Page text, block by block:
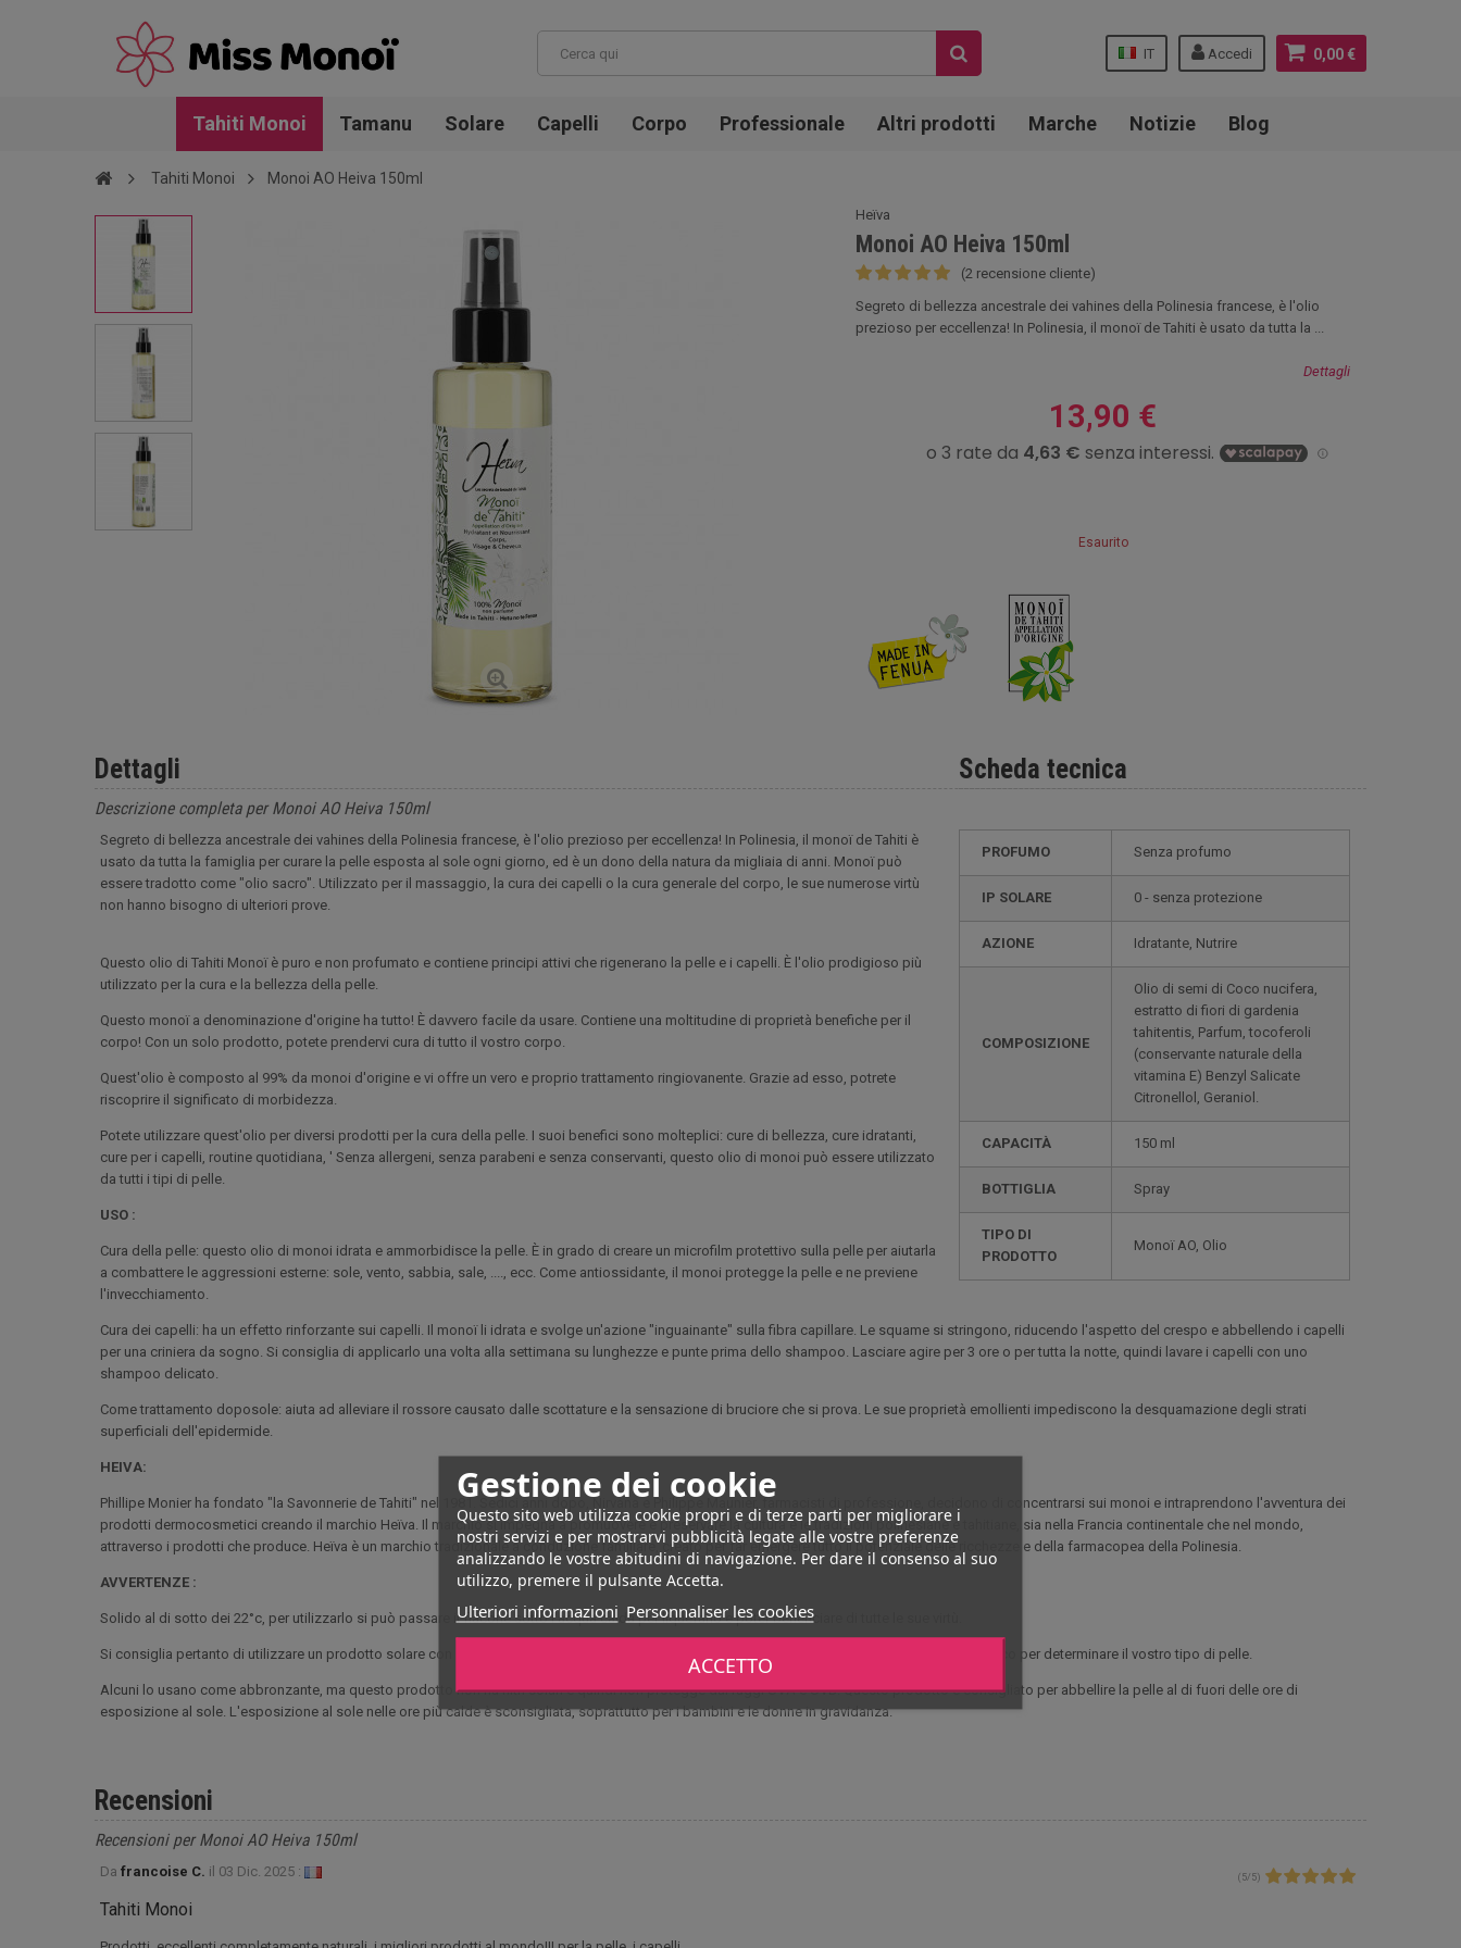
0,00 €
Accedi
IT
Gestione dei cookie
Questo sito web utilizza cookie propri e di terze parti per migliorare i
nostri servizi e per mostrarvi pubblicità legate alle vostre preferenze
analizzando le vostre abitudini di navigazione. Per dare il consenso al suo
utilizzo, premere il pulsante Accetta.
Ulteriori informazioni Personnaliser les cookies
ACCETTO
Tahiti Monoi Tamanu Solare Capelli Corpo Professionale Altri prodotti Marche Notizie Blog
Tahiti Monoi Monoi AO Heiva 150ml
Heïva
Monoi AO Heiva 150ml
(2 recensione cliente)
Segreto di bellezza ancestrale dei vahines della Polinesia francese, è l'olio
prezioso per eccellenza! In Polinesia, il monoï de Tahiti è usato da tutta la ...
Dettagli
13,90 €
Esaurito
Scheda tecnica
PROFUMO Senza profumo
IP SOLARE 0 - senza protezione
AZIONE Idratante, Nutrire
COMPOSIZIONE
Olio di semi di Coco nucifera,
estratto di fiori di gardenia
tahitentis, Parfum, tocoferoli
(conservante naturale della
vitamina E) Benzyl Salicate
Citronellol, Geraniol.
CAPACITÀ 150 ml
BOTTIGLIA Spray
TIPO DI
PRODOTTO
Monoï AO, Olio
Dettagli
Descrizione completa per Monoi AO Heiva 150ml
Segreto di bellezza ancestrale dei vahines della Polinesia francese, è l'olio prezioso per eccellenza! In Polinesia, il monoï de Tahiti è
usato da tutta la famiglia per curare la pelle esposta al sole ogni giorno, ed è un dono della natura da migliaia di anni. Monoï può
essere tradotto come "olio sacro". Utilizzato per il massaggio, la cura dei capelli o la cura generale del corpo, le sue numerose virtù
non hanno bisogno di ulteriori prove.
Questo olio di Tahiti Monoï è puro e non profumato e contiene principi attivi che rigenerano la pelle e i capelli. È l'olio prodigioso più
utilizzato per la cura e la bellezza della pelle.
Questo monoï a denominazione d'origine ha tutto! È davvero facile da usare. Contiene una moltitudine di proprietà benefiche per il
corpo! Con un solo prodotto, potete prendervi cura di tutto il vostro corpo.
Quest'olio è composto al 99% da monoi d'origine e vi offre un vero e proprio trattamento ringiovanente. Grazie ad esso, potrete
riscoprire il significato di morbidezza.
Potete utilizzare quest'olio per diversi prodotti per la cura della pelle. I suoi benefici sono molteplici: cure di bellezza, cure idratanti,
cure per i capelli, routine quotidiana, ' Senza allergeni, senza parabeni e senza conservanti, questo olio di monoi può essere utilizzato
da tutti i tipi di pelle.
USO :
Cura della pelle: questo olio di monoi idrata e ammorbidisce la pelle. È in grado di creare un microfilm protettivo sulla pelle per aiutarla
a combattere le aggressioni esterne: sole, vento, sabbia, sale, ...., ecc. Come antiossidante, il monoi protegge la pelle e ne previene
l'invecchiamento.
Cura dei capelli: ha un effetto rinforzante sui capelli. Il monoï li idrata e svolge un'azione "inguainante" sulla fibra capillare. Le squame si stringono, riducendo l'aspetto del crespo e abbellendo i capelli
per una criniera da sogno. Si consiglia di applicarlo una volta alla settimana su lunghezze e punte prima dello shampoo. Lasciare agire per 3 ore o per tutta la notte, quindi lavare i capelli con uno
shampoo delicato.
Come trattamento doposole: aiuta ad alleviare il rossore causato dalle scottature e la sensazione di bruciore che si prova. Le sue proprietà emollienti impediscono la desquamazione degli strati
superficiali dell'epidermide.
HEIVA:
Phillipe Monier ha fondato "la Savonnerie de Tahiti" nel 1981. Sedici anni dopo, Nirvana e Philippe Maunier, farmacisti di professione, decidono di concentrarsi sui monoi e intraprendono l'avventura dei
prodotti dermocosmetici creando il marchio Heïva. Il marchio si impegna a promuovere e preservare la cultura e le tradizioni polinesiane e tahitiane, sia nella Francia continentale che nel mondo,
attraverso i prodotti che produce. Heïva è un marchio tradizionale a conduzione familiare, creato per far emergere tutto il potenziale delle ricchezze e della farmacopea della Polinesia.
AVVERTENZE :
Solido al di sotto dei 22°c, per utilizzarlo si può passare il flacone sotto l'acqua calda per liquefarlo e poter beneficiare di tutte le sue virtù.
Si consiglia pertanto di utilizzare un prodotto solare con un fattore di protezione adatto al proprio tipo di pelle. Potete anche consultare un medico per determinare il vostro tipo di pelle.
Alcuni lo usano come abbronzante, ma questo prodotto non ha filtri solari e quindi non protegge dai raggi UVA e UVB. Questo prodotto è consigliato per abbellire la pelle al di fuori delle ore di
esposizione al sole. L'esposizione al sole nelle ore più calde è sconsigliata, soprattutto per i bambini e le donne in gravidanza.
Recensioni
Recensioni per Monoi AO Heiva 150ml
Da francoise C. il 03 Dic. 2025 : ( 5/ 5)
Tahiti Monoi